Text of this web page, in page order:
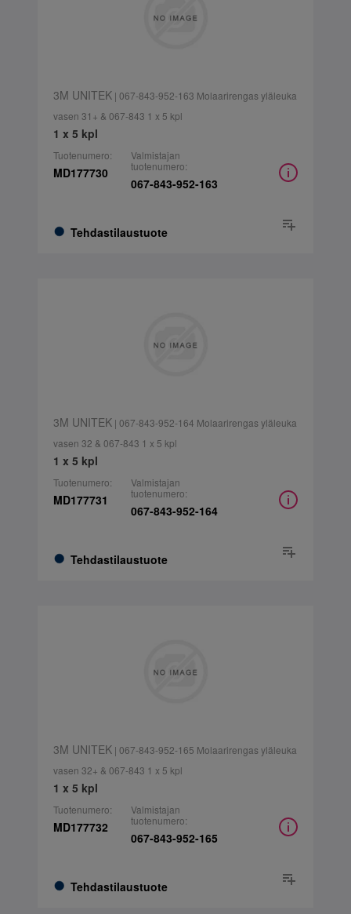
3M UNITEK| 067-843-952-163 Molaarirengas yläleuka
vasen 31+ & 067-843 1 x 5 kpl
1 x 5 kpl
Tuotenumero:
MD177730
Tehdastilaustuote
Valmistajan
tuotenumero:
067-843-952-163
3M UNITEK| 067-843-952-164 Molaarirengas yläleuka
vasen 32 & 067-843 1 x 5 kpl
1 x 5 kpl
Tuotenumero:
MD177731
Tehdastilaustuote
Valmistajan
tuotenumero:
067-843-952-164
3M UNITEK| 067-843-952-165 Molaarirengas yläleuka
vasen 32+ & 067-843 1 x 5 kpl
1 x 5 kpl
Tuotenumero:
MD177732
Tehdastilaustuote
Valmistajan
tuotenumero:
067-843-952-165